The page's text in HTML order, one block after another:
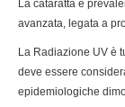
La cataratta è
avanzata, legata a
La Radiazione UV è
deve essere
epidemiologiche